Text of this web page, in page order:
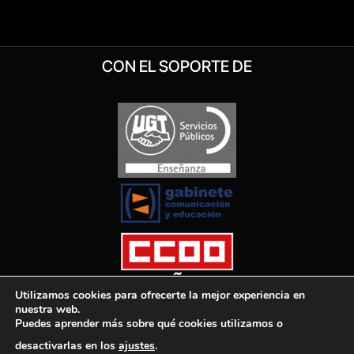
CON EL SOPORTE DE
Utilizamos cookies para ofrecerte la mejor experiencia en
nuestra web.
Puedes aprender más sobre qué cookies utilizamos o
desactivarlas en los ajustes.